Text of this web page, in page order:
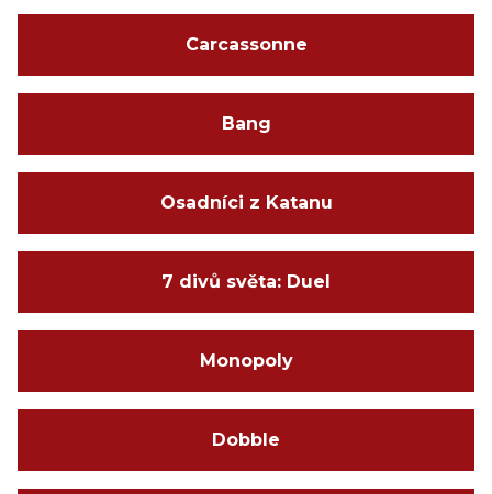
Carcassonne
Bang
Osadníci z Katanu
7 divů světa: Duel
Monopoly
Dobble